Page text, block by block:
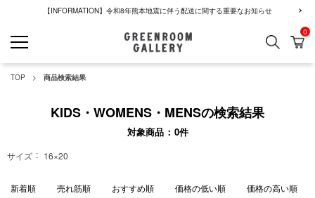
【INFORMATION】令和8年熊本地震に伴う配送に関する重要なお知らせ
検索 カ
0
TOP 商品検索結果
KIDS・WOMENS・MENSの検索結果
対象商品 0件
サイズ 16×20
新着順 売れ筋順 おすすめ順 価格の低い順 価格の高い順